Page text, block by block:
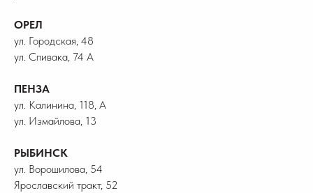
ОРЕЛ
ул. Городская, 48
ул. Спивака, 74 А
ПЕНЗА
ул. Калинина, 118, А
ул. Измайлова, 13
РЫБИНСК
ул. Ворошилова, 54
Ярославский тракт, 52